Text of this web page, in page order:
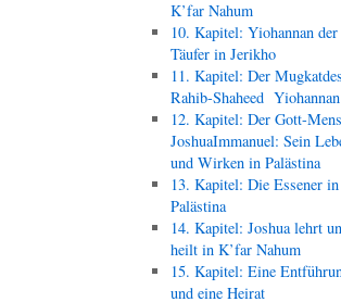
K’far Nahum
10. Kapitel: Yiohannan der
Täufer in Jerikho
11. Kapitel: Der
Rahib-Shaheed
12. Kapitel: Der Gott-
JoshuaImmanuel: Sein
und Wirken in Palästina
13. Kapitel: Die Essener in
Palästina
14. Kapitel: Joshua lehrt
heilt in K’far Nahum
15. Kapitel: Eine
und eine Heirat